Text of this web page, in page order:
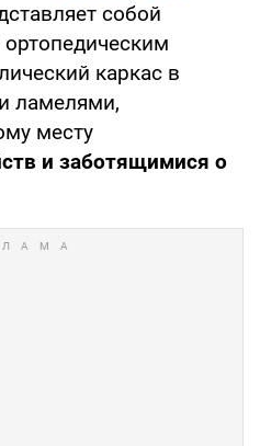
собой
каркас в
ламелями,
месту
и заботящимися о